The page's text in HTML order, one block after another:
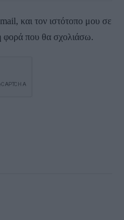
και τον ιστότοπο μου σε
φορά που θα σχολιάσω.